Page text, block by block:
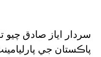
سردار اياز صادق
پاڪستان جي